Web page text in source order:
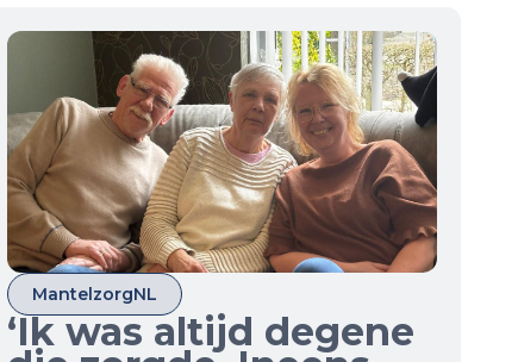
MantelzorgNL
‘Ik was altijd degene